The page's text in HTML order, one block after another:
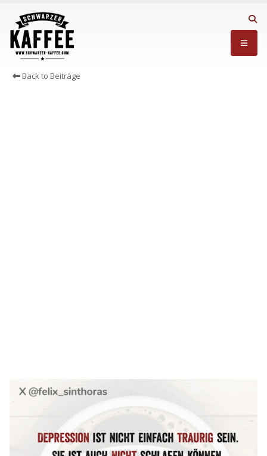
Back to Beiträge